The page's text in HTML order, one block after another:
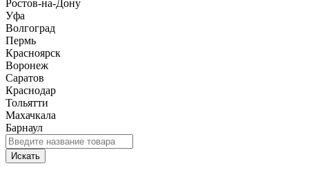
Ростов-на-Дону
Уфа
Волгоград
Пермь
Красноярск
Воронеж
Саратов
Краснодар
Тольятти
Махачкала
Барнаул
Искать